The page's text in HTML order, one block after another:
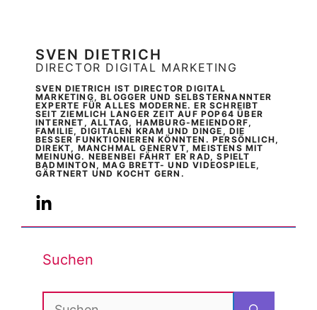
SVEN DIETRICH
DIRECTOR DIGITAL MARKETING
SVEN DIETRICH IST DIRECTOR DIGITAL
MARKETING, BLOGGER UND SELBSTERNANNTER
EXPERTE FÜR ALLES MODERNE. ER SCHREIBT
SEIT ZIEMLICH LANGER ZEIT AUF POP64 ÜBER
INTERNET, ALLTAG, HAMBURG-MEIENDORF,
FAMILIE, DIGITALEN KRAM UND DINGE, DIE
BESSER FUNKTIONIEREN KÖNNTEN. PERSÖNLICH,
DIREKT, MANCHMAL GENERVT, MEISTENS MIT
MEINUNG. NEBENBEI FÄHRT ER RAD, SPIELT
BADMINTON, MAG BRETT- UND VIDEOSPIELE,
GÄRTNERT UND KOCHT GERN.
Suchen
Suchen